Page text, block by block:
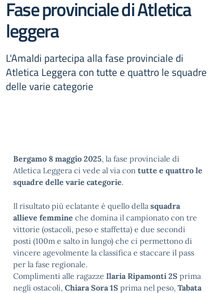
Fase provinciale di Atletica
leggera
L'Amaldi partecipa alla fase provinciale di
Atletica Leggera con tutte e quattro le squadre
delle varie categorie
Bergamo 8 maggio 2025, la fase provinciale di
Atletica Leggera ci vede al via con tutte e quattro le
squadre delle varie categorie.
Il risultato più eclatante è quello della squadra
allieve femmine che domina il campionato con tre
vittorie (ostacoli, peso e staffetta) e due secondi
posti (100m e salto in lungo) che ci permettono di
vincere agevolmente la classifica e staccare il pass
per la fase regionale.
Complimenti alle ragazze Ilaria Ripamonti 2S prima
negli ostacoli, Chiara Sora 1S prima nel peso, Tabata